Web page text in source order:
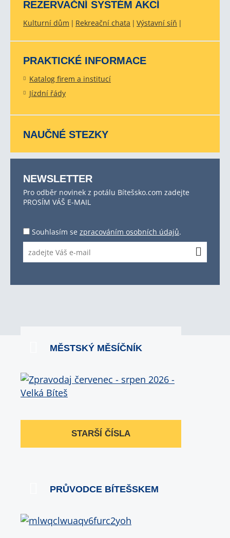
REZERVAČNÍ SYSTÉM AKCÍ
Kulturní dům Rekreační chata Výstavní síň
PRAKTICKÉ INFORMACE
Katalog firem a institucí
Jízdní řády
NAUČNÉ STEZKY
NEWSLETTER
Pro odběr novinek z potálu Bítešsko.com zadejte
PROSÍM VÁŠ E-MAIL
Souhlasím se zpracováním osobních údajů.
MĚSTSKÝ MĚSÍČNÍK
STARŠÍ ČÍSLA
PRŮVODCE BÍTEŠSKEM